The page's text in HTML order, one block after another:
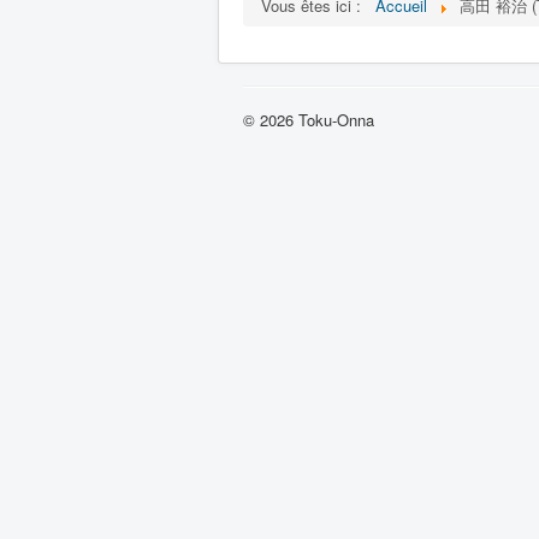
Vous êtes ici : Accueil 高田 裕治
© 2026 Toku-Onna